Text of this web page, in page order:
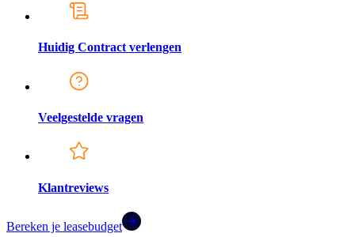
Huidig Contract verlengen
Veelgestelde vragen
Klantreviews
Bereken je leasebudget